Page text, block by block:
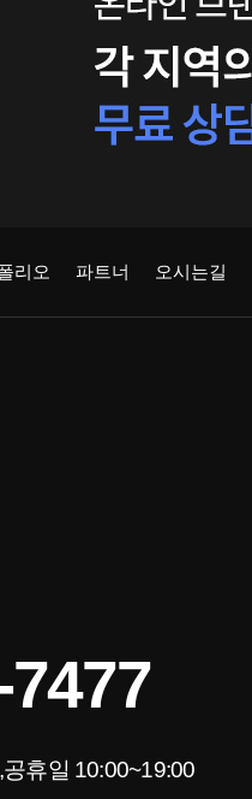
리오 파트너 오시는길
휴일 10:00~19:00